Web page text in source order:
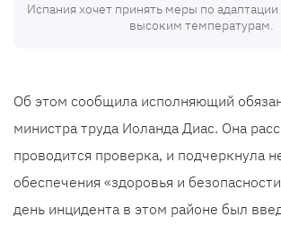
Испания хочет принять меры по адаптации
высоким температурам.
Об этом сообщила исполняющий
министра труда Иоланда Диас. Она
проводится проверка, и подчеркнула
обеспечения «здоровья и
день инцидента в этом районе был